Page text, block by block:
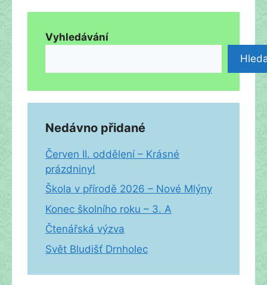
Vyhledávání
Nedávno přidané
Červen II. oddělení – Krásné
prázdniny!
Škola v přírodě 2026 – Nové Mlýny
Konec školního roku – 3. A
Čtenářská výzva
Svět Bludišť Drnholec